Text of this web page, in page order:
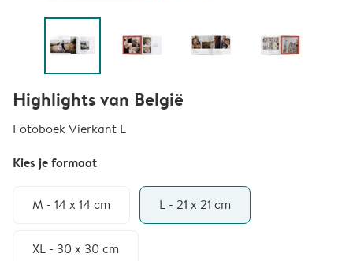
Highlights van België
Fotoboek Vierkant L
Kies je formaat
M - 14 x 14 cm L - 21 x 21 cm
XL - 30 x 30 cm